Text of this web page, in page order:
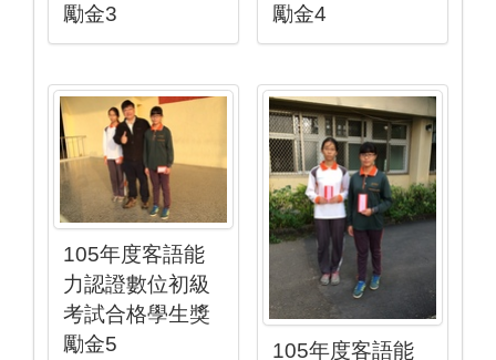
勵金3
勵金4
105年度客語能
力認證數位初級
考試合格學生獎
勵金5
105年度客語能